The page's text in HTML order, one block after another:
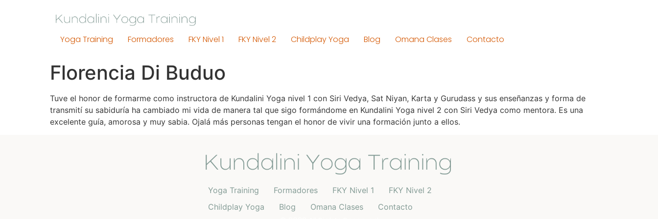
Yoga Training Formadores FKY Nivel 1 FKY Nivel 2 Childplay Yoga Blog Omana Clases Contacto
Florencia Di Buduo
Tuve el honor de formarme como instructora de Kundalini Yoga nivel 1 con Siri Vedya, Sat Niyan, Karta y Gurudass y sus enseñanzas y forma de
transmití su sabiduría ha cambiado mi vida de manera tal que sigo formándome en Kundalini Yoga nivel 2 con Siri Vedya como mentora. Es una
excelente guía, amorosa y muy sabia. Ojalá más personas tengan el honor de vivir una formación junto a ellos.
Yoga Training Formadores FKY Nivel 1
FKY Nivel 2
Childplay Yoga
Blog Omana Clases Contacto